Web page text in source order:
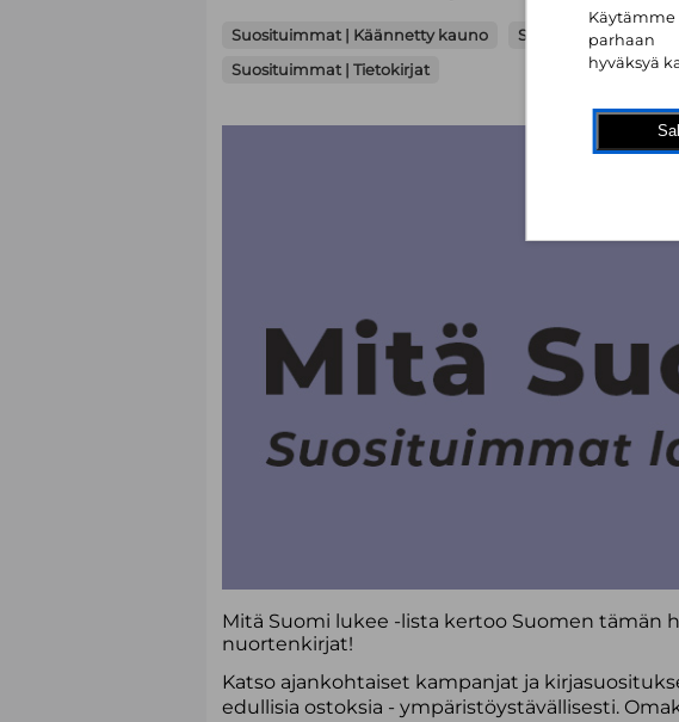
Suosituimmat | Käännetty kauno Suosituimmat |
Suosituimmat | Tietokirjat
Mitä Suomi lukee -lista kertoo Suomen
nuortenkirjat!
Katso ajankohtaiset kampanjat ja
edullisia ostoksia - ympäristöystävällisesti.
parhaan
hyväksyä